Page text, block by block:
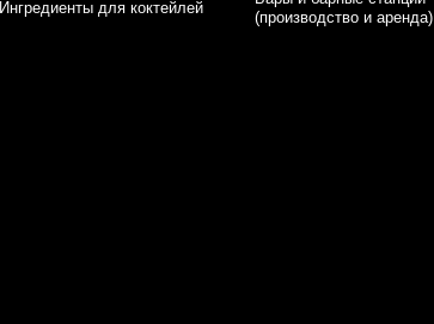
Ингредиенты для коктейлей
(производство и аренда)